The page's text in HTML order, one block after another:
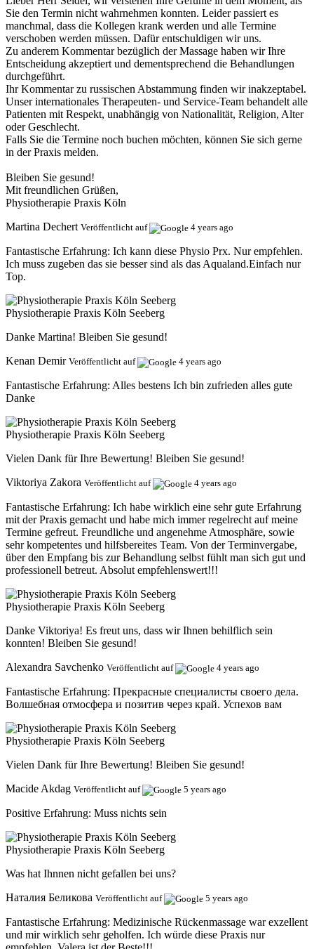
Sie den Termin nicht wahrnehmen konnten. Leider passiert es
manchmal, dass die Kollegen krank werden und alle Termine
verschoben werden müssen. Dafür entschuldigen wir uns.
Zu anderem Kommentar bezüglich der Massage haben wir Ihre
Entscheidung akzeptiert und dementsprechend die Behandlungen
durchgeführt.
Ihr Kommentar zu russischen Abstammung finden wir inakzeptabel.
Unser internationales Therapeuten- und Service-Team behandelt alle
Patienten mit Respekt, unabhängig von Nationalität, Religion, Alter
oder Geschlecht.
Falls Sie die Termine noch buchen möchten, können Sie sich gerne
in der Praxis melden.
Bleiben Sie gesund!
Mit freundlichen Grüßen,
Physiotherapie Praxis Köln
Martina Dechert Veröffentlicht auf 4 years ago
Fantastische Erfahrung: Ich kann diese Physio Prx. Nur empfehlen.
Ich muss zugeben das sie besser sind als das Aqualand.Einfach nur
Top.
Physiotherapie Praxis Köln Seeberg
Danke Martina! Bleiben Sie gesund!
Kenan Demir Veröffentlicht auf 4 years ago
Fantastische Erfahrung: Alles bestens Ich bin zufrieden alles gute
Danke
Physiotherapie Praxis Köln Seeberg
Vielen Dank für Ihre Bewertung! Bleiben Sie gesund!
Viktoriya Zakora Veröffentlicht auf 4 years ago
Fantastische Erfahrung: Ich habe wirklich eine sehr gute Erfahrung
mit der Praxis gemacht und habe mich immer regelrecht auf meine
Termine gefreut. Freundliche und angenehme Atmosphäre, sowie
sehr kompetentes und hilfsbereites Team. Von der Terminvergabe,
über den Empfang bis zur Behandlung selbst fühlt man sich gut und
professionell betreut. Absolut empfehlenswert!!!
Physiotherapie Praxis Köln Seeberg
Danke Viktoriya! Es freut uns, dass wir Ihnen behilflich sein
konnten! Bleiben Sie gesund!
Alexandra Savchenko Veröffentlicht auf 4 years ago
Fantastische Erfahrung: Прекрасные специалисты своего дела.
Волшебная отмосфера и позитив через край. Успехов вам
Physiotherapie Praxis Köln Seeberg
Vielen Dank für Ihre Bewertung! Bleiben Sie gesund!
Macide Akdag Veröffentlicht auf 5 years ago
Positive Erfahrung: Muss nichts sein
Physiotherapie Praxis Köln Seeberg
Was hat Ihnnen nicht gefallen bei uns?
Наталия Беликова Veröffentlicht auf 5 years ago
Fantastische Erfahrung: Medizinische Rückenmassage war exzellent
und mir wirklich sehr geholfen. Ich würde diese Praxis nur